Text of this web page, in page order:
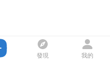
發現 我的